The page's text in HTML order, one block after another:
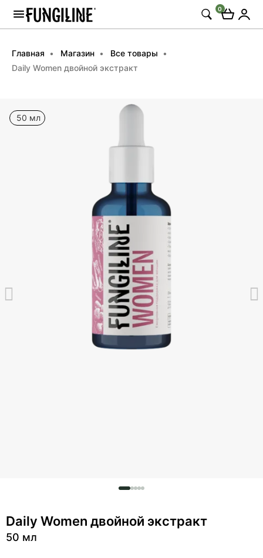
0
Главная Магазин
Все товары
Daily Women двойной экстракт
50 мл
Daily Women двойной экстракт
50 мл